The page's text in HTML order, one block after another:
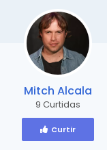
Mitch Alcala
9 Curtidas
Curtir